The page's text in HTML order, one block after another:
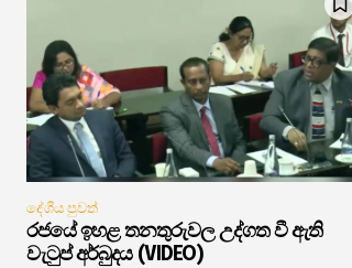
දේශීය පුවත්
රජයේ ඉහළ තනතුරුවල උද්ගත වී ඇති
වැටුප් අර්බුදය (VIDEO)